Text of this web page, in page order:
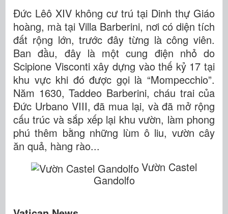
Đức Lêô XIV không cư trú tại Dinh thự Giáo
hoàng, mà tại Villa Barberini, nơi có diện tích
đất rộng lớn, trước đây từng là công viên.
Ban đầu, đây là một cung điện nhỏ do
Scipione Visconti xây dựng vào thế kỷ 17 tại
khu vực khi đó được gọi là “Mompecchio”.
Năm 1630, Taddeo Barberini, cháu trai của
Đức Urbano VIII, đã mua lại, và đã mở rộng
cấu trúc và sắp xếp lại khu vườn, làm phong
phú thêm bằng những lùm ô liu, vườn cây
ăn quả, hàng rào...
Vườn Castel
Gandolfo